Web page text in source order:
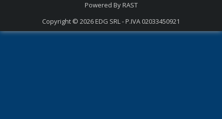
Powered ByRAST
Copyright © 2026EDG SRL - P.IVA 02033450921